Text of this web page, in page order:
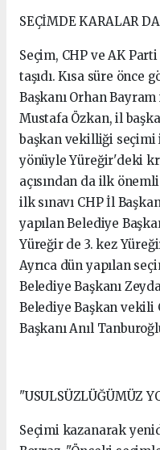
SEÇİMDE KARALAR
Seçim, CHP ve AK
taşıdı. Kısa süre önce
Başkanı Orhan
Mustafa Özkan, il
başkan vekilliği seçimi
yönüyle Yüreğir'deki
açısından da ilk
ilk sınavı CHP İl
yapılan Belediye
Yüreğir de 3. kez
Ayrıca dün yapılan
Belediye Başkanı
Belediye Başkan vekili
Başkanı Anıl
"USULSÜZLÜĞÜMÜZ
Seçimi kazanarak